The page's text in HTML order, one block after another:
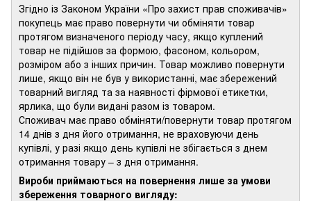
Згідно із Законом України «Про захист прав споживачів»
покупець має право повернути чи обміняти товар
протягом визначеного періоду часу, якщо куплений
товар не підійшов за формою, фасоном, кольором,
розміром або з інших причин. Товар можливо повернути
лише, якщо він не був у використанні, має збережений
товарний вигляд та за наявності фірмової етикетки,
ярлика, що були видані разом із товаром.
Споживач має право обміняти/повернути товар протягом
14 днів з дня його отримання, не враховуючи день
купівлі, у разі якщо день купівлі не збігається з днем
отримання товару – з дня отримання.
Вироби приймаються на повернення лише за умови
збереження товарного вигляду: